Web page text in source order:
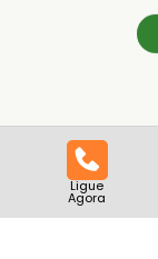
Ligue
Agora